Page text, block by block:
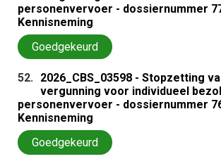
personenvervoer - dossiernummer
Kennisneming
Goedgekeurd
52. 2026_CBS_03598 - Stopzetting
vergunning voor individueel
personenvervoer - dossiernummer
Kennisneming
Goedgekeurd